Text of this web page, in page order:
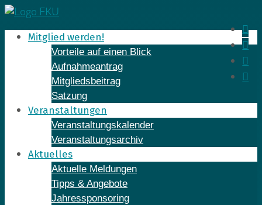
Skip
to
contentMitglied werden!
Vorteile auf einen Blick
Aufnahmeantrag
Mitgliedsbeitrag
Satzung
Veranstaltungen
Veranstaltungskalender
Veranstaltungsarchiv
Aktuelles
Aktuelle Meldungen
Tipps & Angebote
Jahressponsoring